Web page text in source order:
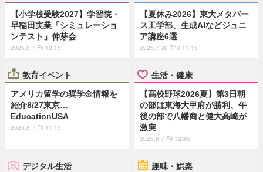
【小学校受験2027】学習院・
早稲田実業「シミュレーショ
ンテスト」伸芽会
2026.8.7 Fri 12:15
【夏休み2026】東大メタバー
ス工学部、生成AIなどジュニ
ア講座6選
2026.7.30 Thu 11:15
教育イベント
アメリカ留学の奨学金情報を
紹介8/27東京…
EducationUSA
2026.8.7 Fri 11:15
生活・健康
【高校野球2026夏】第3日朝
の部は東海大甲府が勝利、午
後の部で八幡商と健大高崎が
激突
2026.8.7 Fri 12:45
デジタル生活 趣味・娯楽